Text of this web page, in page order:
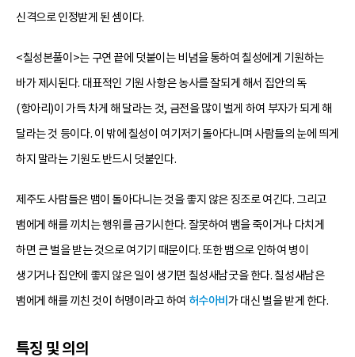
신격으로 인정받게 된 셈이다.
<칠성본풀이>는 구연 끝에 덧붙이는 비념을 통하여 칠성에게 기원하는
바가 제시된다. 대표적인 기원 사항은 농사를 잘되게 해서 집안의 독
(항아리)이 가득 차게 해 달라는 것, 금전을 많이 벌게 하여 부자가 되게 해
달라는 것 등이다. 이 밖에 칠성이 여기저기 돌아다니며 사람들의 눈에 띄게
하지 말라는 기원도 반드시 덧붙인다.
제주도 사람들은 뱀이 돌아다니는 것을 좋지 않은 징조로 여긴다. 그리고
뱀에게 해를 끼치는 행위를 금기시한다. 잘못하여 뱀을 죽이거나 다치게
하면 큰 벌을 받는 것으로 여기기 때문이다. 또한 뱀으로 인하여 병이
생기거나 집안에 좋지 않은 일이 생기면 칠성새남굿을 한다. 칠성새남은
뱀에게 해를 끼친 것이 허멩이라고 하여 허수아비가 대신 벌을 받게 한다.
특징 및 의의